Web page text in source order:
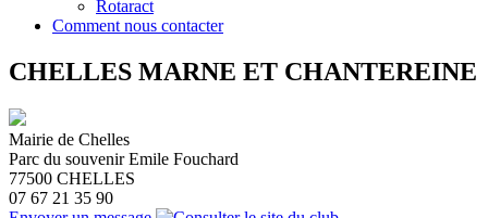
Rotaract
Comment nous contacter
CHELLES MARNE ET CHANTEREINE
Mairie de Chelles
Parc du souvenir Emile Fouchard
77500 CHELLES
07 67 21 35 90